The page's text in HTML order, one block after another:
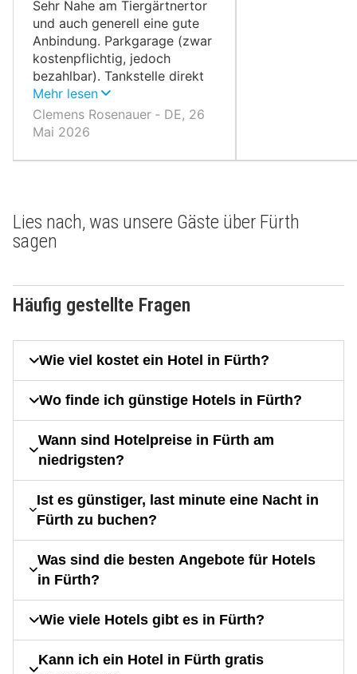
Sehr Nahe am Tiergärtnertor
und auch generell eine gute
Anbindung. Parkgarage (zwar
kostenpflichtig, jedoch
bezahlbar). Tankstelle direkt
gegenüber.
Mehr lesen
Clemens Rosenauer ‐ DE, 26
Mai 2026
Lies nach, was unsere Gäste über Fürth
sagen
Häufig gestellte Fragen
Wie viel kostet ein Hotel in Fürth?
Wo finde ich günstige Hotels in Fürth?
Wann sind Hotelpreise in Fürth am
niedrigsten?
Ist es günstiger, last minute eine Nacht in
Fürth zu buchen?
Was sind die besten Angebote für Hotels
in Fürth?
Wie viele Hotels gibt es in Fürth?
Kann ich ein Hotel in Fürth gratis